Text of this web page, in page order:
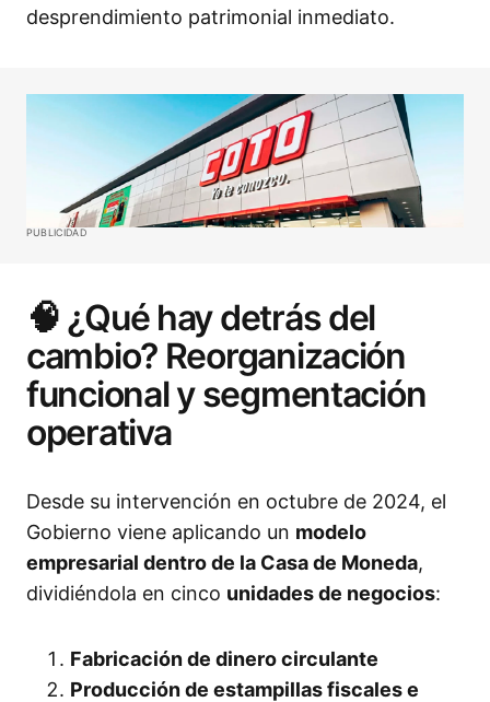
desprendimiento patrimonial inmediato.
PUBLICIDAD
🧠 ¿Qué hay detrás del
cambio? Reorganización
funcional y segmentación
operativa
Desde su intervención en octubre de 2024, el
Gobierno viene aplicando un modelo
empresarial dentro de la Casa de Moneda,
dividiéndola en cinco unidades de negocios:
Fabricación de dinero circulante
Producción de estampillas fiscales e